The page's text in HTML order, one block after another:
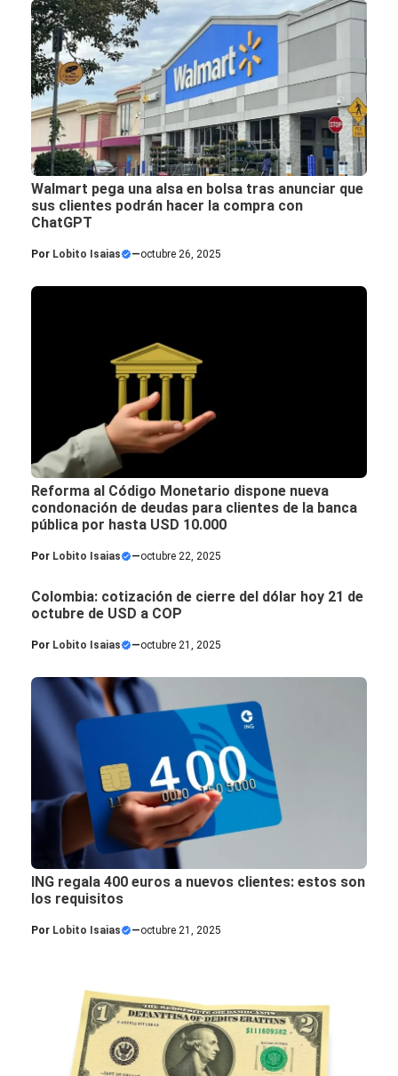
Walmart pega una alsa en bolsa tras anunciar que
sus clientes podrán hacer la compra con
ChatGPT
Por Lobito Isaias —octubre 26, 2025
Reforma al Código Monetario dispone nueva
condonación de deudas para clientes de la banca
pública por hasta USD 10.000
Por Lobito Isaias —octubre 22, 2025
Colombia: cotización de cierre del dólar hoy 21 de
octubre de USD a COP
Por Lobito Isaias —octubre 21, 2025
ING regala 400 euros a nuevos clientes: estos son
los requisitos
Por Lobito Isaias —octubre 21, 2025